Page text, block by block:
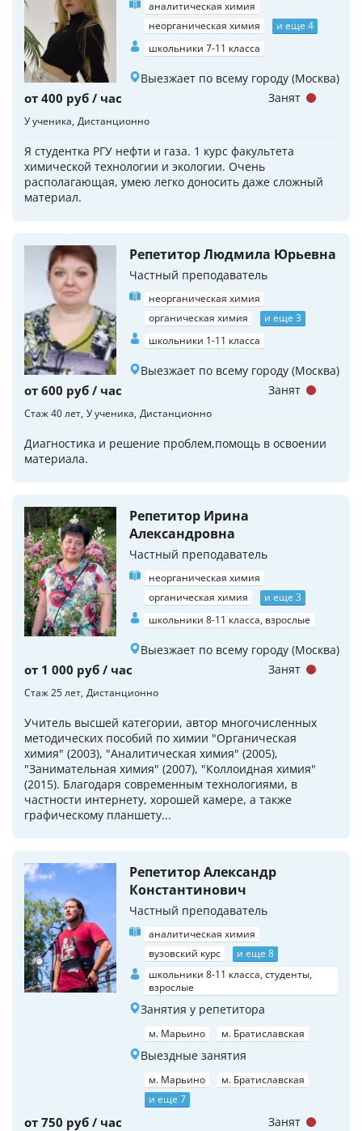
аналитическая химия
неорганическая химия
и еще 4
школьники 7-11 класса
Выезжает по всему городу (Москва)
от 400 руб / час
У ученика Дистанционно
Я студентка РГУ нефти и газа. 1 курс факультета
химической технологии и экологии. Очень
располагающая, умею легко доносить даже сложный
материал.
Занят
Репетитор Людмила Юрьевна
Частный преподаватель
неорганическая химия
органическая химия
и еще 3
школьники 1-11 класса
Выезжает по всему городу (Москва)
от 600 руб / час
Стаж 40 лет У ученика Дистанционно
Диагностика и решение проблем,помощь в освоении
материала.
Занят
Репетитор Ирина
Александровна
Частный преподаватель
неорганическая химия
органическая химия
и еще 3
школьники 8-11 класса, взрослые
Выезжает по всему городу (Москва)
от 1 000 руб / час
Стаж 25 лет Дистанционно
Учитель высшей категории, автор многочисленных
методических пособий по химии "Органическая
химия" (2003), "Аналитическая химия" (2005),
"Занимательная химия" (2007), "Коллоидная химия"
(2015). Благодаря современным технологиями, в
частности интернету, хорошей камере, а также
графическому планшету...
Занят
Репетитор Александр
Константинович
Частный преподаватель
аналитическая химия
вузовский курс
и еще 8
школьники 8-11 класса, студенты,
взрослые
Занятия у репетитора
м. Марьино м. Братиславская
Выездные занятия
м. Марьино
м. Братиславская
и еще 7
от 750 руб / час Занят